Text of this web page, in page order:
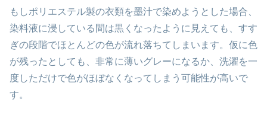
もしポリエステル製の衣類を墨汁で染めようとした場合、
染料液に浸している間は黒くなったように見えても、すす
ぎの段階でほとんどの色が流れ落ちてしまいます。仮に色
が残ったとしても、非常に薄いグレーになるか、洗濯を一
度しただけで色がほぼなくなってしまう可能性が高いで
す。